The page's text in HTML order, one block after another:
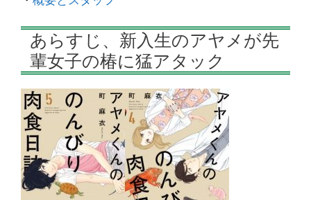
あらすじ、新入生のアヤメが先
輩女子の椿に猛アタック